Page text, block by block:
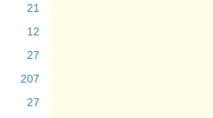
21
12
27
207
27